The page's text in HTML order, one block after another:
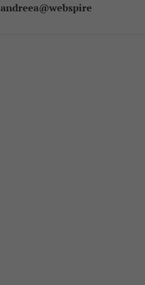
andreea@webspire